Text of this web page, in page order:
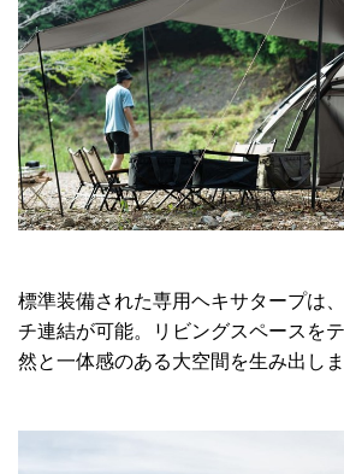
標準装備された専用ヘキサタープは
チ連結が可能。リビングスペースを
然と一体感のある大空間を生み出しま